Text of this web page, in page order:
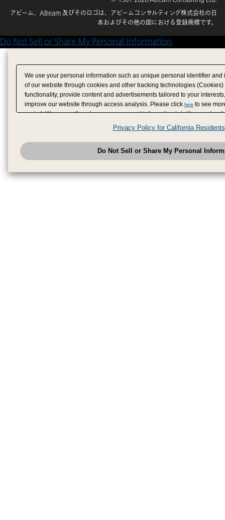
アビーム、ABeam 及びそのロゴは、アビームコンサルティング株式会社の日
本およびその他の国における登録商標です。
Do Not Sell or Share My Personal Information
We use your personal information such as unique personal identifier
of our website through cookies and other tracking technologies
functionality, provide content and advertisements tailored to your
improve our website through access analysis. Please click here to see
period. We may sell or share your personal information to/with our
analytics service partners. These partners may combine the data shared
have provided to them or that they have collected from your use of their
analyze and optimize advertisements delivered to you by businesses
have the right to opt out of sale or share of your personal information by
to exercise your right. If we have detected an opt-out
honored.Change your sell or share preference
Privacy Policy for California Residents
Do Not Sell or Share My Personal